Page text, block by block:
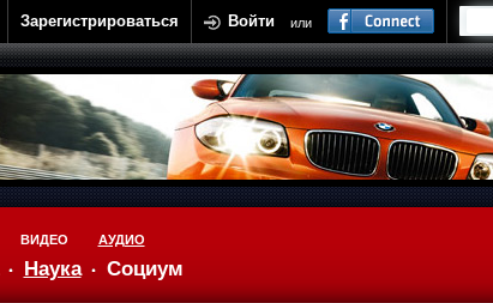
Зарегистрироваться Войти или
Наука Социум
ВИДЕО АУДИО